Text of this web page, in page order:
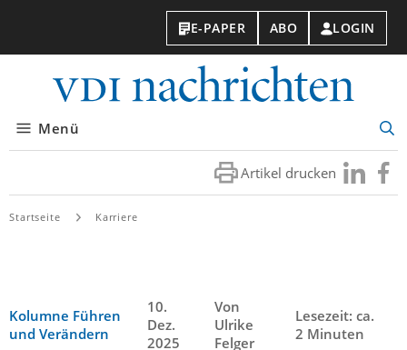
E-PAPER ABO LOGIN
Menü
Artikel drucken Besuchen
Sie
Sie
Startseite Karriere
Kolumne Führen
und Verändern
10.
Dez.
2025
Von
Ulrike
Felger
Lesezeit: ca.
2 Minuten